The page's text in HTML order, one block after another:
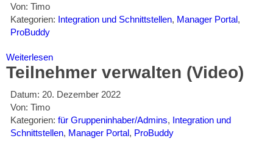
Von: Timo
Kategorien: Integration und Schnittstellen, Manager Portal,
ProBuddy
Weiterlesen
Teilnehmer verwalten (Video)
Datum: 20. Dezember 2022
Von: Timo
Kategorien: für Gruppeninhaber/Admins, Integration und
Schnittstellen, Manager Portal, ProBuddy